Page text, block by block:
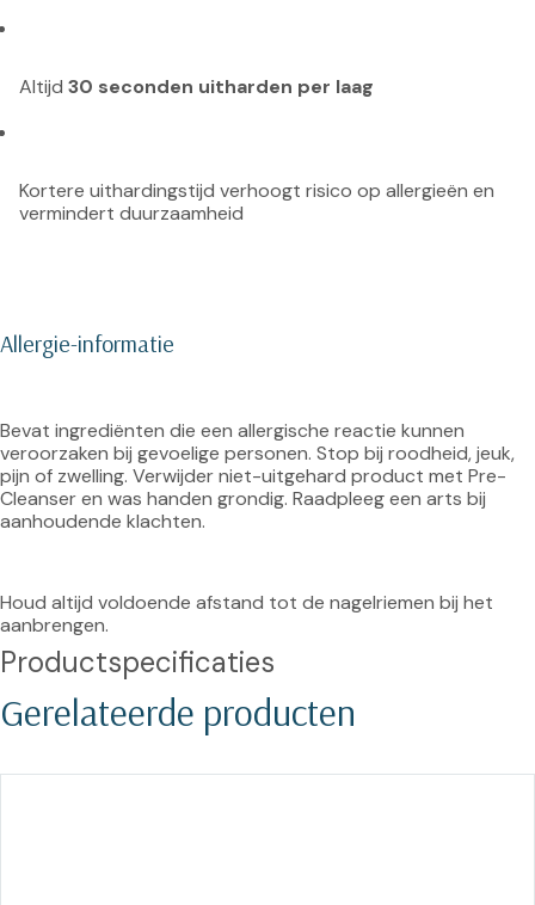
Altijd 30 seconden uitharden per laag
Kortere uithardingstijd verhoogt risico op allergieën en
vermindert duurzaamheid
Allergie-informatie
Bevat ingrediënten die een allergische reactie kunnen
veroorzaken bij gevoelige personen. Stop bij roodheid, jeuk,
pijn of zwelling. Verwijder niet-uitgehard product met Pre-
Cleanser en was handen grondig. Raadpleeg een arts bij
aanhoudende klachten.
Houd altijd voldoende afstand tot de nagelriemen bij het
aanbrengen.
Productspecificaties
Gerelateerde producten